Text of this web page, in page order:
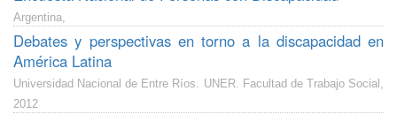
Argentina,
Debates y perspectivas en torno a la discapacidad en
América Latina
Universidad Nacional de Entre Ríos. UNER. Facultad de Trabajo Social,
2012